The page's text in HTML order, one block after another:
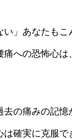
」あなたも
への恐怖心
の痛みの記
確実に克服で